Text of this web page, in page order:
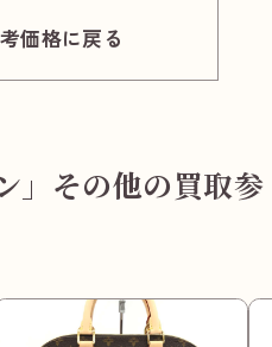
価格に戻る
」その他の買取参